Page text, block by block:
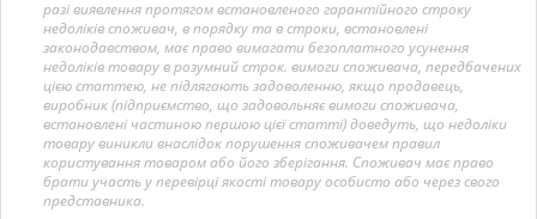
разі виявлення протягом встановленого гарантійного строку
недоліків споживач, в порядку та в строки, встановлені
законодавством, має право вимагати безоплатного усунення
недоліків товару в розумний строк. вимоги споживача, передбачених
цією статтею, не підлягають задоволенню, якщо продавець,
виробник (підприємство, що задовольняє вимоги споживача,
встановлені частиною першою цієї статті) доведуть, що недоліки
товару виникли внаслідок порушення споживачем правил
користування товаром або його зберігання. Споживач має право
брати участь у перевірці якості товару особисто або через свого
представника.